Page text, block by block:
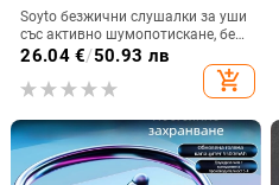
Soyto безжични слушалки за уши
със активно шумопотискане, без
изтичане на звук, Bluetooth 5.4,
обхват 10 m, двуканално стерео,
OEM персонализация
26.04€/50.93 лв
add_shopping_cart